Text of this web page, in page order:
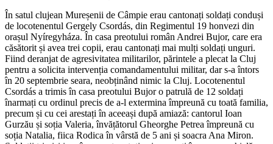
În satul clujean Mureșenii de Câmpie erau cantonați soldați conduși
de locotenentul Gergely Csordás, din Regimentul 19 honvezi din
orașul Nyíregyháza. În casa preotului român Andrei Bujor, care era
căsătorit și avea trei copii, erau cantonați mai mulți soldați unguri.
Fiind deranjat de agresivitatea militarilor, părintele a plecat la Cluj
pentru a solicita intervenția comandamentului militar, dar s-a întors
în 20 septembrie seara, neobținând nimic la Cluj. Locotenentul
Csordás a trimis în casa preotului Bujor o patrulă de 12 soldați
înarmați cu ordinul precis de a-l extermina împreună cu toată familia,
precum și cu cei arestați în aceeași după amiază: cantorul Ioan
Gurzău și soția Valeria, învățătorul Gheorghe Petrea împreună cu
soția Natalia, fiica Rodica în vârstă de 5 ani și soacra Ana Miron.